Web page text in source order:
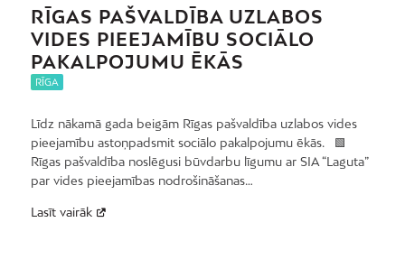
RĪGAS PAŠVALDĪBA UZLABOS
VIDES PIEEJAMĪBU SOCIĀLO
PAKALPOJUMU ĒKĀS
RĪGA
Līdz nākamā gada beigām Rīgas pašvaldība uzlabos vides
pieejamību astoņpadsmit sociālo pakalpojumu ēkās. 🟩
Rīgas pašvaldība noslēgusi būvdarbu līgumu ar SIA “Laguta”
par vides pieejamības nodrošināšanas…
Lasīt vairāk